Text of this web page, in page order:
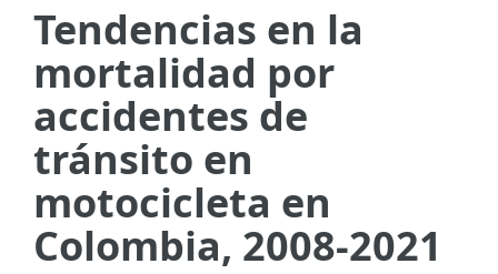
Tendencias en la
mortalidad por
accidentes de
tránsito en
motocicleta en
Colombia, 2008-2021